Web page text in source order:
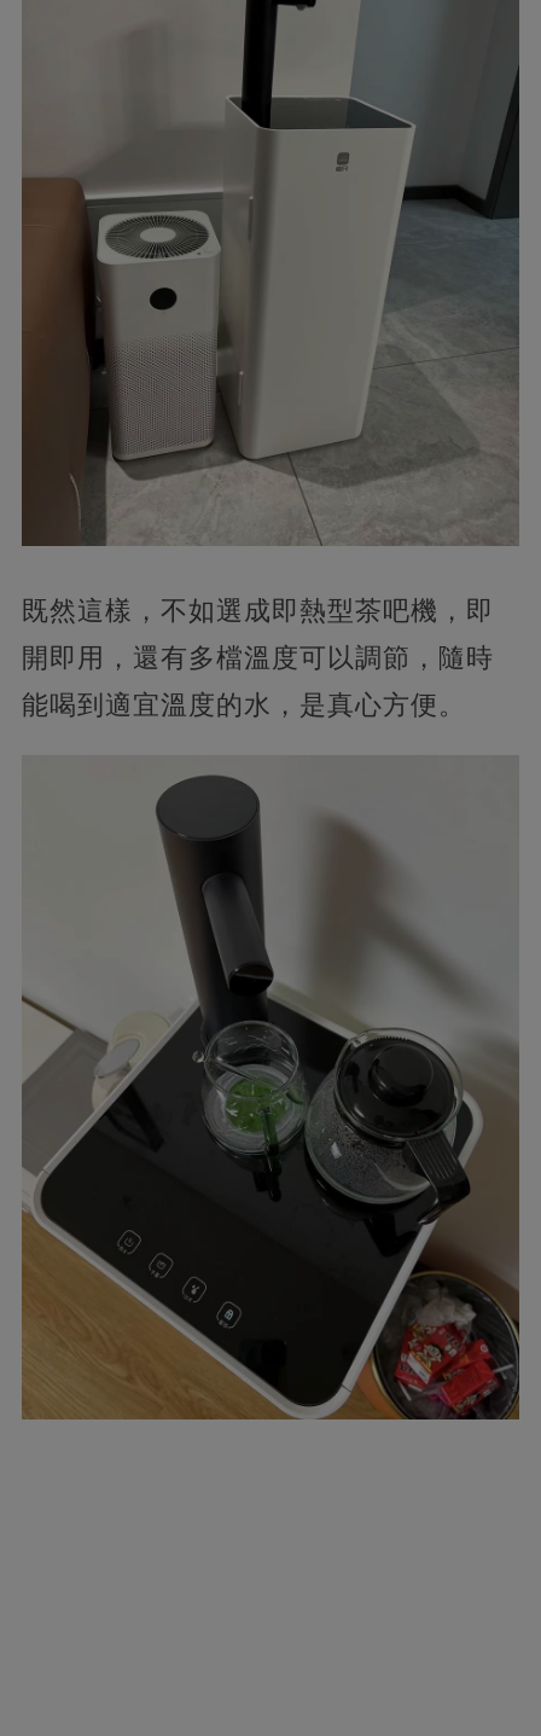
既然這樣，不如選成即熱型茶吧機，即
開即用，還有多檔溫度可以調節，隨時
能喝到適宜溫度的水，是真心方便。